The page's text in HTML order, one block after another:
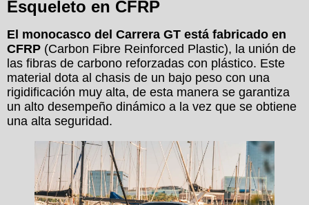
Esqueleto en CFRP
El monocasco del Carrera GT está fabricado en
CFRP (Carbon Fibre Reinforced Plastic), la unión de
las fibras de carbono reforzadas con plástico. Este
material dota al chasis de un bajo peso con una
rigidificación muy alta, de esta manera se garantiza
un alto desempeño dinámico a la vez que se obtiene
una alta seguridad.